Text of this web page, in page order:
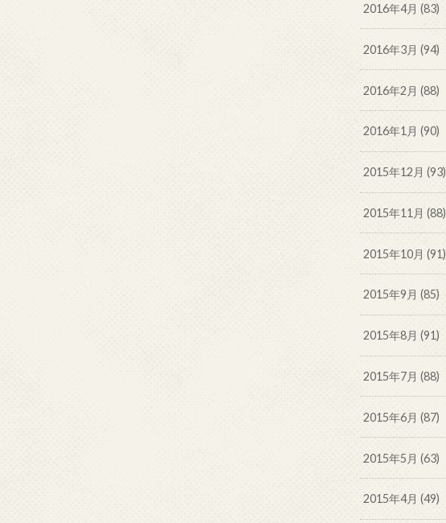
2016年4月 (83)
2016年3月 (94)
2016年2月 (88)
2016年1月 (90)
2015年12月 (93)
2015年11月 (88)
2015年10月 (91)
2015年9月 (85)
2015年8月 (91)
2015年7月 (88)
2015年6月 (87)
2015年5月 (63)
2015年4月 (49)